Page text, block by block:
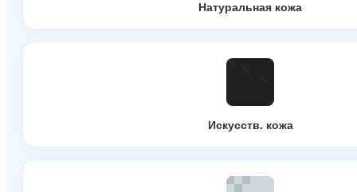
Натуральная кожа
Искусств. кожа